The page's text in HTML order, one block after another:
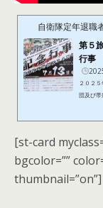
自衛隊定年退職
第５
行事
２０２
団及び帯
る。観閲
る。
[st-card
bgcolor=””
thumbnail=”on”]